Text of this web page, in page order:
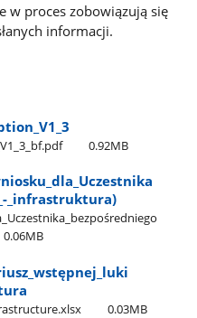
w proces zobowiązują się
informacji.
0.92MB
​_infrastruktura)
0.06MB
0.03MB